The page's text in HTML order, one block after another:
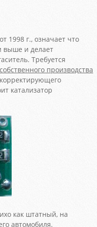
1998 г., означает что
выше и делает
Требуется
собственного производства
катализатор
как штатный, на
автомобиля.